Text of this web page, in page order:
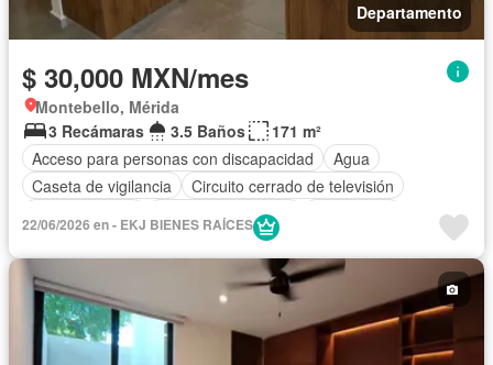
Departamento
$ 30,000 MXN/mes
Montebello, Mérida
3 Recámaras
3.5 Baños
171 m²
Acceso para personas con discapacidad
Agua
Caseta de vigilancia
Circuito cerrado de televisión
Cuarto de Limpieza
Gimnasio
Jardín
Recámara con closet Seguridad
Vista panorámica
Sin amueblar
22/06/2026 en - EKJ BIENES RAÍCES